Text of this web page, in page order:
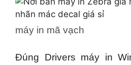
máy in mã vạch
Đúng Drivers máy in